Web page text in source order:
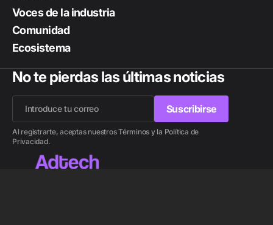
Voces de la industria
Comunidad
Ecosistema
No te pierdas las últimas noticias
Suscribirse
Suscribirse
Al registrarte, aceptas nuestros Términos y la Política de
Privacidad.